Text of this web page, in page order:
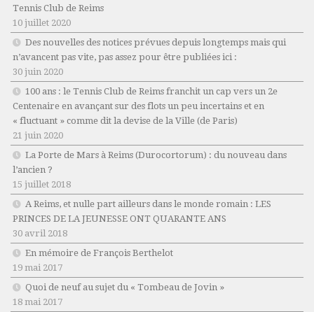
Tennis Club de Reims
10 juillet 2020
Des nouvelles des notices prévues depuis longtemps mais qui
n’avancent pas vite, pas assez pour être publiées ici :
30 juin 2020
100 ans : le Tennis Club de Reims franchit un cap vers un 2e
Centenaire en avançant sur des flots un peu incertains et en
« fluctuant » comme dit la devise de la Ville (de Paris)
21 juin 2020
La Porte de Mars à Reims (Durocortorum) : du nouveau dans
l’ancien ?
15 juillet 2018
A Reims, et nulle part ailleurs dans le monde romain : LES
PRINCES DE LA JEUNESSE ONT QUARANTE ANS
30 avril 2018
En mémoire de François Berthelot
19 mai 2017
Quoi de neuf au sujet du « Tombeau de Jovin »
18 mai 2017